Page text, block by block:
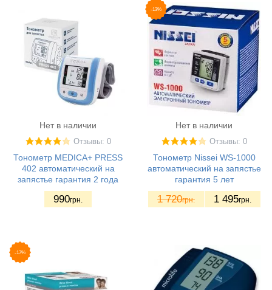
Нет в наличии
Отзывы: 0
Тонометр MEDICA+ PRESS
402 автоматический на
запястье гарантия 2 года
990грн.
-13%
Нет в наличии
Отзывы: 0
Тонометр Nissei WS-1000
автоматический на запястье
гарантия 5 лет
1 720грн. 1 495грн.
-17%